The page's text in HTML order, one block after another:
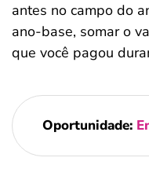
antes no campo do
ano-base, somar o
que você pagou
Oportunidade: